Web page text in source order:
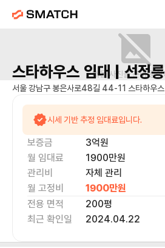
매물 사진을 준비 중이
스타하우스 임대 | 선정
서울 강남구 봉은사로48길 44-11 스타하우
시세 기반 추정 임대료입니다.
보증금 3억원
월 임대료
1900만원
관리비
자체 관리
월 고정비
1900만원
전용 면적
200평
최근 확인일
2024.04.22